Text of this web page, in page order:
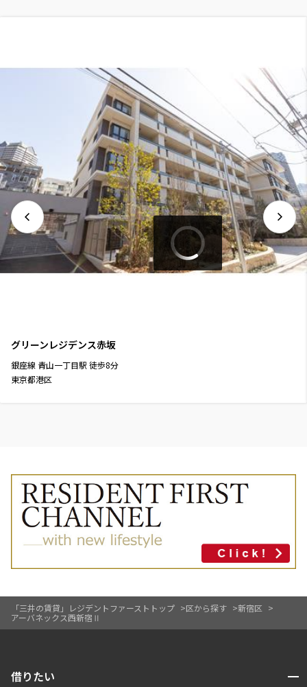
「三井の賃貸」レジデントファーストトップ 区から探す
新宿区
アーバネックス西新宿Ⅱ
グリーンレジデンス赤坂
銀座線 青山一丁目駅 徒歩8分
東京都港区
借りたい 開閉